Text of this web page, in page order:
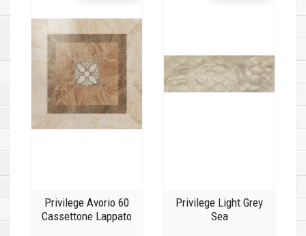
Privilege Avorio 60
Cassettone Lappato
Privilege Light Grey
Sea